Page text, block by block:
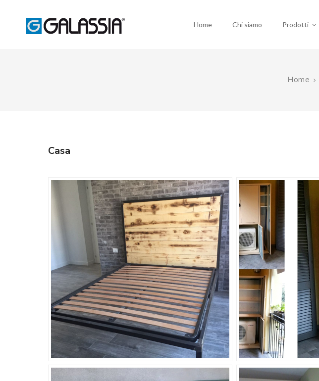
Home Chi siamo Prodotti
Home
Casa